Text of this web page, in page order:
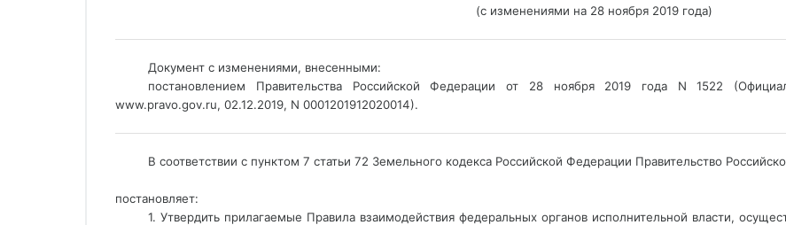
(с изменениями на 28 ноября 2019 года)
Документ с изменениями, внесенными:
постановлением Правительства Российской Федерации от 28 ноября 2019 года N 1522
www.pravo.gov.ru, 02.12.2019, N 0001201912020014).
В соответствии с пунктом 7 статьи 72 Земельного кодекса Российской Федерации Правительство
постановляет:
1. Утвердить прилагаемые Правила взаимодействия федеральных органов исполнительной власти,